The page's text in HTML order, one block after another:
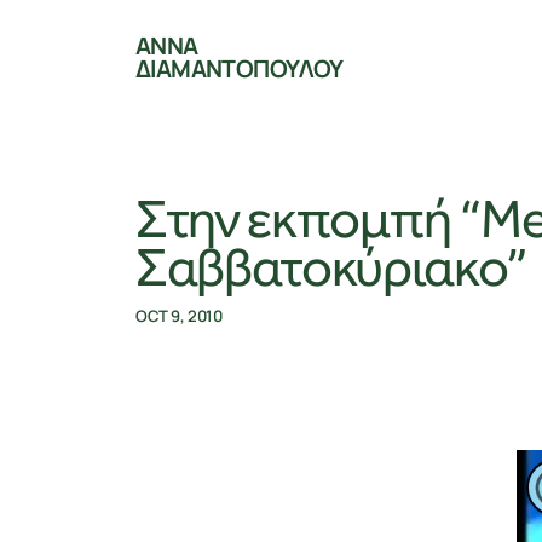
ΑΝΝΑ
ΔΙΑΜΑΝΤΟΠΟΥΛΟΥ
Στην εκπομπή
Σαββατοκύριακο”
OCT 9, 2010